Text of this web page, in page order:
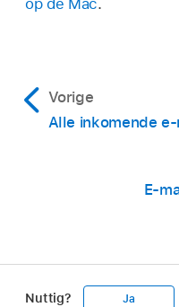
Vorige
Alle inkomende
Nuttig? Ja